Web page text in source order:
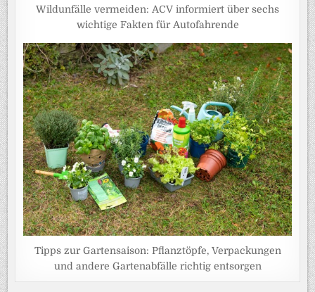
Wildunfälle vermeiden: ACV informiert über sechs
wichtige Fakten für Autofahrende
Tipps zur Gartensaison: Pflanztöpfe, Verpackungen
und andere Gartenabfälle richtig entsorgen